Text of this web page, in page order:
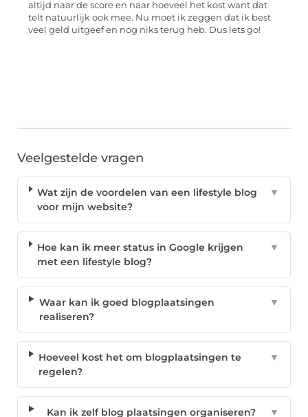
altijd naar de score en naar hoeveel het kost want dat
telt natuurlijk ook mee. Nu moet ik zeggen dat ik best
veel geld uitgeef en nog niks terug heb. Dus lets go!
Veelgestelde vragen
Wat zijn de voordelen van een lifestyle blog
voor mijn website?
▼
Hoe kan ik meer status in Google krijgen
met een lifestyle blog?
▼
Waar kan ik goed blogplaatsingen
realiseren?
▼
Hoeveel kost het om blogplaatsingen te
regelen?
▼
Kan ik zelf blog plaatsingen organiseren? ▼